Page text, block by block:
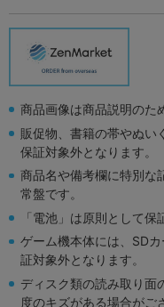
商品画像は商品説明のた
販促物、書籍の帯やぬい
保証対象外となります。
商品名や備考欄に特別な
常盤です。
「電池」は原則として保
ゲーム機本体には、SD
証対象外となります。
ディスク類の読み取り面
度のキズがある場合がご